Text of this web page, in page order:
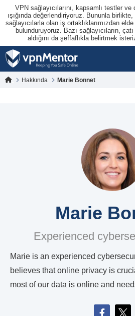
VPN sağlayıcılarını, kapsamlı testler
ışığında değerlendiriyoruz. Bununla
sağlayıcılarla olan iş ortaklıklarımızdan
bulunduruyoruz. Bazı sağlayıcıların,
aldığını da şeffaflıkla belirtmek
Hakkında Marie Bonnet
Marie
Experienced
Marie is an experienced
believes that online privacy is
most of our data is online and